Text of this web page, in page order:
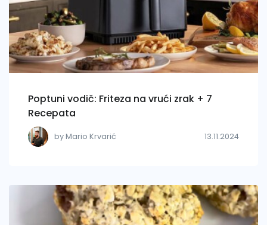
Poptuni vodič: Friteza na vrući zrak + 7
Recepata
by Mario Krvarić 13.11.2024